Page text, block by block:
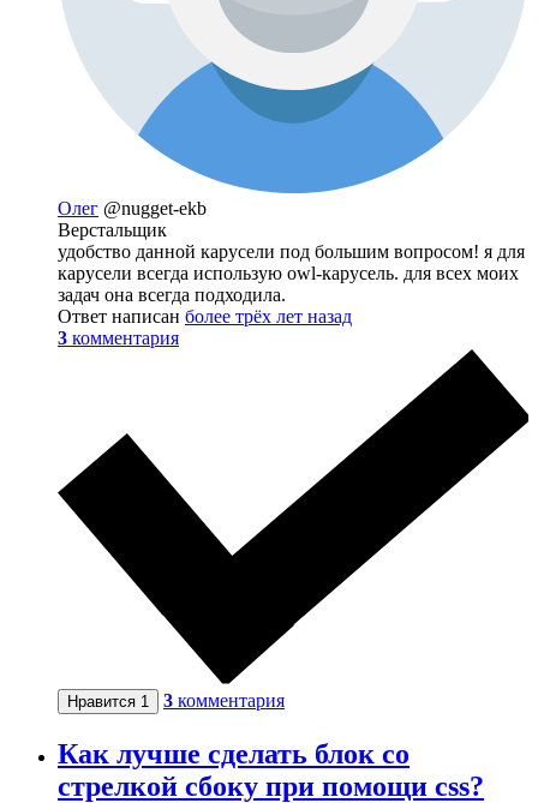
Олег @nugget-ekb
Верстальщик
удобство данной карусели под большим вопросом! я для
карусели всегда использую owl-карусель. для всех моих
задач она всегда подходила.
Ответ написан более трёх лет назад
3 комментария
Нравится 1 3 комментария
Как лучше сделать блок со
стрелкой сбоку при помощи css?